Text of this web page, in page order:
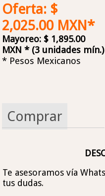
Oferta: $
2,025.00 MXN*
Mayoreo: $ 1,895.00
MXN * (3 unidades mín.)
* Pesos Mexicanos
Comprar
Te asesoramos vía
tus dudas.